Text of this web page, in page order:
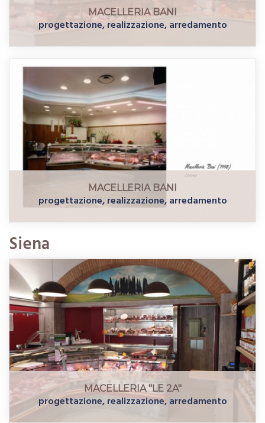
MACELLERIA BANI
progettazione, realizzazione, arredamento
MACELLERIA BANI
progettazione, realizzazione, arredamento
Siena
MACELLERIA "LE 2A"
progettazione, realizzazione, arredamento